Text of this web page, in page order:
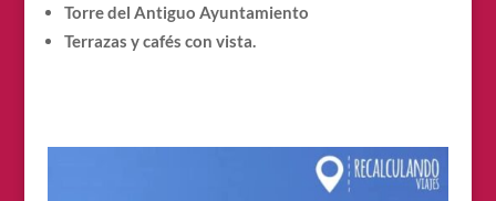
Torre del Antiguo Ayuntamiento
Terrazas y cafés con vista.